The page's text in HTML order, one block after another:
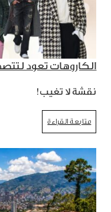
الكاروهات تعود
نقشة لا تغيب!
متابعة القراءة